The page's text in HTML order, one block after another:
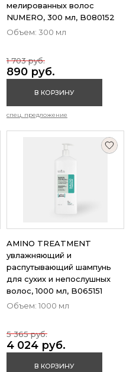
мелированных волос
NUMERO, 300 мл, B080152
Объем: 300 мл
890 руб.
1 703 руб.
В КОРЗИНУ
спец. предложение
AMINO TREATMENT
увлажняющий и
распутывающий шампунь
для сухих и непослушных
волос, 1000 мл, B065151
Объем: 1000 мл
4 024 руб.
5 365 руб.
В КОРЗИНУ